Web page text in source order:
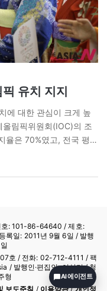
유치 지지
에 대한 관심이 크게 높
림픽위원회(IOC)의 조
율은 70%였고, 전국 평균
다. 이에 대해 다케다 쓰
“매우 기쁘다”며 “목표
호: 101-86-64640 / 제호:
록일: 2011년 9월 6일 / 발행
호 / 전화: 02-712-4111 / 팩
/ 발행인·편집인: 이상기 / 청
형
보도준칙 / 이용약관/개인정
AI 에이전트